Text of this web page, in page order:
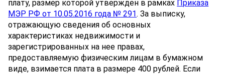
плату, размер которой утвержден в рамках Приказа
МЭР РФ от 10.05.2016 года № 291. За выписку,
отражающую сведения об основных
характеристиках недвижимости и
зарегистрированных на нее правах,
предоставляемую физическим лицам в бумажном
виде, взимается плата в размере 400 рублей. Если